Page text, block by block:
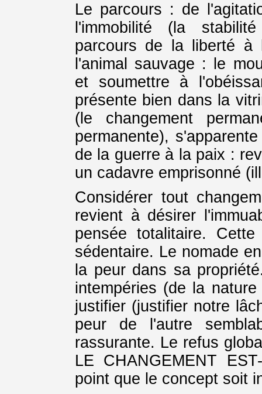
Le parcours : de
l'immobilité (la
parcours de la liberté à
l'animal sauvage : le
et soumettre à
présente bien dans la
(le changement
permanente),
de la guerre à la paix :
un cadavre emprisonné
Considérer tout
revient à désirer
pensée totalitaire.
sédentaire. Le nomade
la peur dans sa
intempéries (de la
justifier (justifier notre
peur de l'autre
rassurante. Le refus
LE CHANGEMENT
point que le concept soit